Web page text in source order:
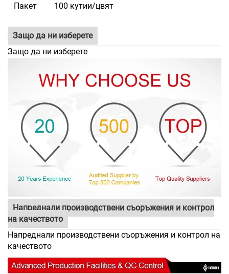
Пакет 100 кутии/цвят
Защо да ни изберете
Защо да ни изберете
Напреднали производствени съоръжения и контрол
на качеството
Напреднали производствени съоръжения и контрол на
качеството